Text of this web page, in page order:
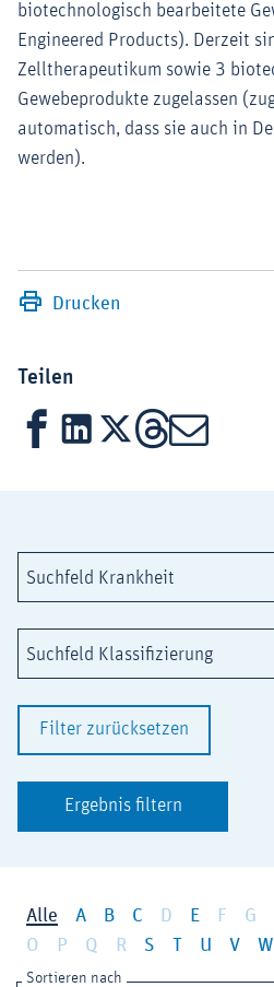
biotechnologisch bearbeitete
Engineered Products). Derzeit
Zelltherapeutikum sowie 3
Gewebeprodukte zugelassen
automatisch, dass sie auch in
werden).
Drucken
Teilen
FacebookLinkedIn
X Threads
Mail
Suchfeld Krankheit
Suchfeld Klassifizierung
Filter zurücksetzen
Ergebnis filtern
Alle A B C D E F G
O
P Q R S T U V W
Sortieren nach